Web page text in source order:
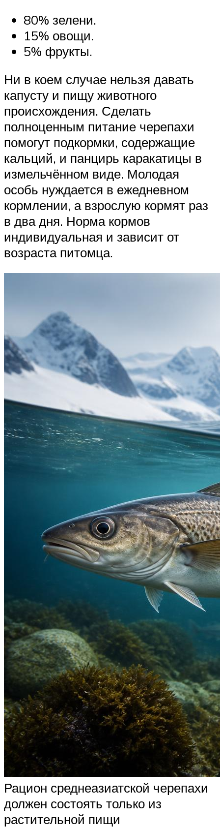
80% зелени.
15% овощи.
5% фрукты.
Ни в коем случае нельзя давать
капусту и пищу животного
происхождения. Сделать
полноценным питание черепахи
помогут подкормки, содержащие
кальций, и панцирь каракатицы в
измельчённом виде. Молодая
особь нуждается в ежедневном
кормлении, а взрослую кормят раз
в два дня. Норма кормов
индивидуальная и зависит от
возраста питомца.
Рацион среднеазиатской черепахи
должен состоять только из
растительной пищи